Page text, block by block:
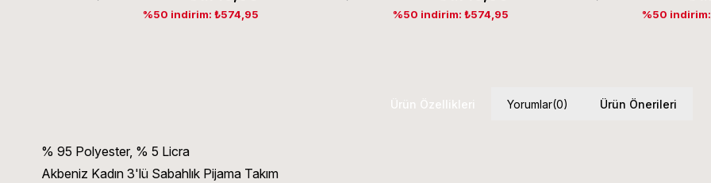
%50 indirim: ₺574,95 %50 indirim: ₺574,95 %50
Ürün Özellikleri Yorumlar(0) Ürün Önerileri
% 95 Polyester, % 5 Licra
Akbeniz Kadın 3'lü Sabahlık Pijama Takım